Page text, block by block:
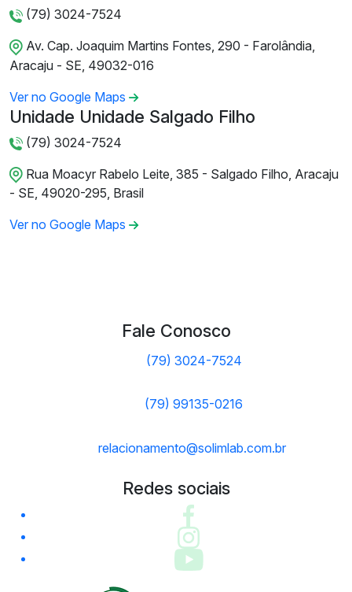
(79) 3024-7524
Av. Cap. Joaquim Martins Fontes, 290 - Farolândia,
Aracaju - SE, 49032-016
Ver no Google Maps
Unidade Unidade Salgado Filho
(79) 3024-7524
Rua Moacyr Rabelo Leite, 385 - Salgado Filho, Aracaju
- SE, 49020-295, Brasil
Ver no Google Maps
Fale Conosco
(79) 3024-7524
(79) 99135-0216
relacionamento@solimlab.com.br
Redes sociais